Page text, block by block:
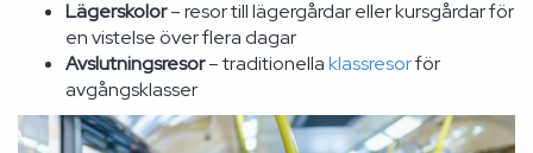
Lägerskolor– resor till lägergårdar eller kursgårdar för
en vistelse över flera dagar
Avslutningsresor– traditionellaklassresorför
avgångsklasser